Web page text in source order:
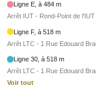
Ligne E, à 484 m
Arrêt IUT - Rond-Point de l'IUT
Ligne F, à 518 m
Arrêt LTC - 1 Rue Edouard
Ligne 30, à 518 m
Arrêt LTC - 1 Rue Edouard
Voir tout